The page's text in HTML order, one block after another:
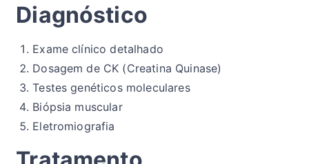
Diagnóstico
Exame clínico detalhado
Dosagem de CK (Creatina Quinase)
Testes genéticos moleculares
Biópsia muscular
Eletromiografia